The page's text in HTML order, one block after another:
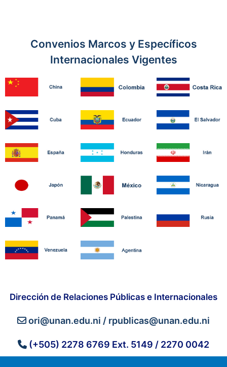
Convenios Marcos y Específicos
Internacionales Vigentes
Dirección de Relaciones Públicas e Internacionales
ori@unan.edu.ni / rpublicas@unan.edu.ni
(+505) 2278 6769 Ext. 5149 / 2270 0042